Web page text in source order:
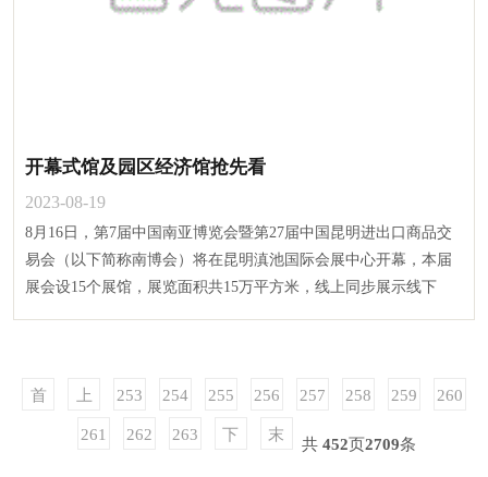
开幕式馆及园区经济馆抢先看
2023-08-19
8月16日，第7届中国南亚博览会暨第27届中国昆明进出口商品交
易会（以下简称南博会）将在昆明滇池国际会展中心开幕，本届
展会设15个展馆，展览面积共15万平方米，线上同步展示线下
首
上
一
253 254 255 256 257 258 259 260
261 262 263
下
末
共 452页2709条